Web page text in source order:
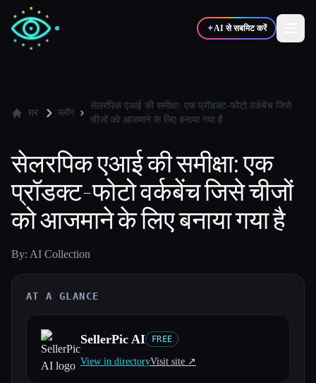
✦AI से सबमिट करें
🎨डिज़ाइनर
💻 डेवलपर्स मार्केटर्स
🎓विद्यार्थी 🎬 क्रिएटर्स
ब्लॉग
सभी श्रेणियाँ
घर ब्लॉग
सेलरपिक एआई की समीक्षा: एक प्रॉडक्ट-फोटो वर्कबेंच जिसे
चीजों को आजमाने के लिए बनाया गया है
सेलरपिक एआई की समीक्षा: एक
प्रॉडक्ट-फोटो वर्कबेंच जिसे चीजों
को आजमाने के लिए बनाया गया है
By: AI Collection
AT A GLANCE
SellerPic AI FREE
View in directoryVisit site ↗︎